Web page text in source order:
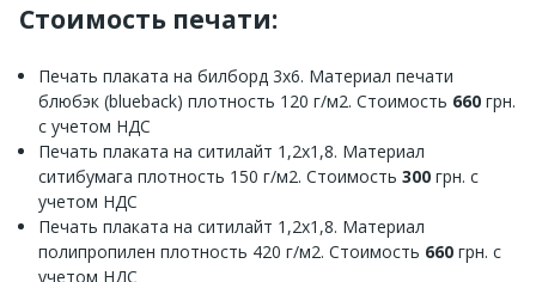
Стоимость печати:
Печать плаката на билборд 3х6. Материал печати
блюбэк (blueback) плотность 120 г/м2. Стоимость 660 грн.
с учетом НДС
Печать плаката на ситилайт 1,2х1,8. Материал
ситибумага плотность 150 г/м2. Стоимость 300 грн. с
учетом НДС
Печать плаката на ситилайт 1,2х1,8. Материал
полипропилен плотность 420 г/м2. Стоимость 660 грн. с
учетом НДС